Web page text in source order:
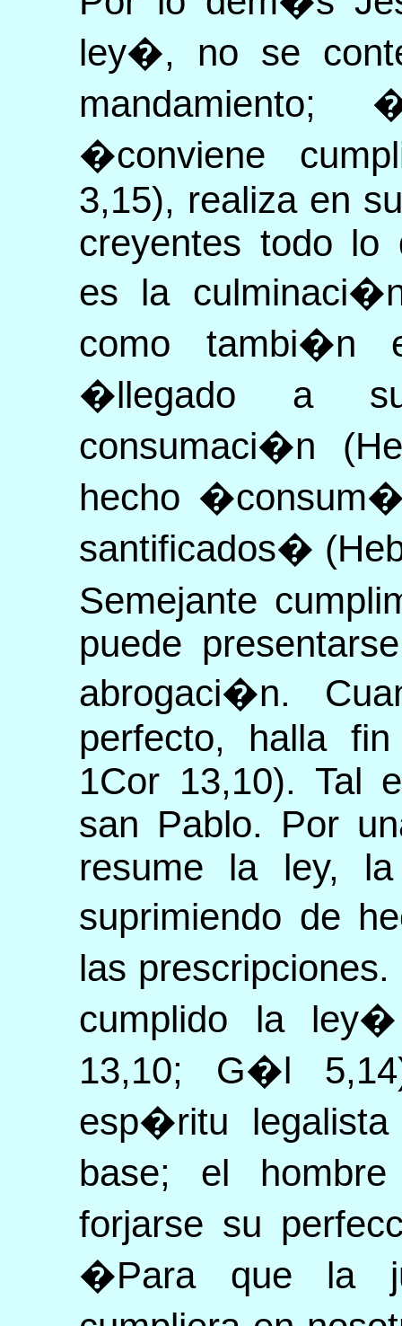
ley�, no se
�conviene
3,15), realiza en
creyentes todo lo
es la
como tambi�n
�llegado a
consumaci�n
hecho
santificados�
Semejante
puede
abrogaci�n.
perfecto, halla
1Cor 13,10). Tal
san Pablo. Por
resume la ley,
suprimiendo de
las
cumplido la
13,10; G�l
esp�ritu
base; el
forjarse su
�Para que la